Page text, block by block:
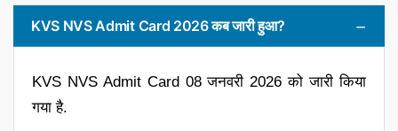
KVS NVS Admit Card 2026 कब जारी हुआ?
KVS NVS Admit Card 08 जनवरी 2026 को जारी किया
गया है.